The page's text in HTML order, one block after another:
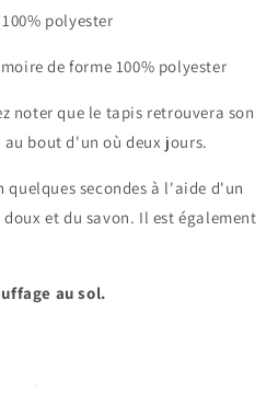
polyester
de forme 100% polyester
noter que le tapis retrouvera son
bout d'un où deux jours.
quelques secondes à l'aide d'un
et du savon. Il est également
au sol.